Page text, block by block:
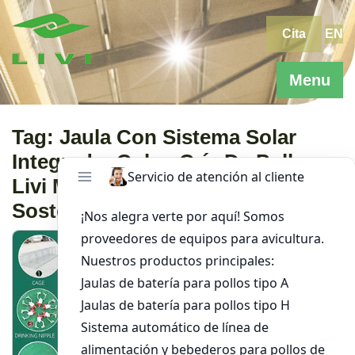
Skip
content
Menu
Cita EN
Tag: Jaula Con Sistema Solar
Integrado, Cuba, Cría De Pollos,
Livi Machinery, Innovación,
Sostenibilidad